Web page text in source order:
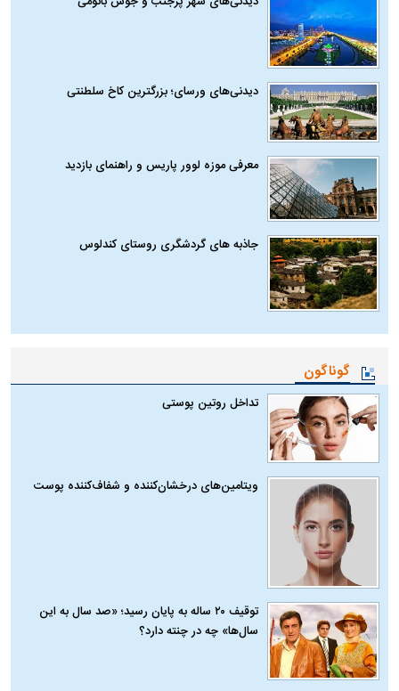
دیدنی‌های ورسای؛ بزرگترین کاخ سلطنتی
معرفی موزه لوور پاریس و راهنمای بازدید
جاذبه های گردشگری روستای کندلوس
گوناگون
تداخل روتین پوستی
ویتامین‌های درخشان‌کننده و شفاف‌کننده پوست
توقیف ۲۰ ساله به پایان رسید؛ «صد سال به این
سال‌ها» چه در چنته دارد؟